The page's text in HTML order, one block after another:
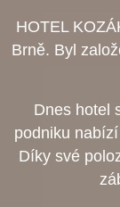
HOTEL
Brně. Byl
Dnes hotel
podniku
Díky své